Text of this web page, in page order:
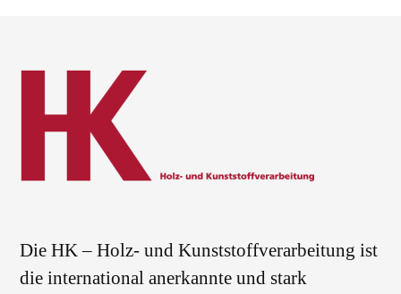
Die HK – Holz- und Kunststoffverarbeitung ist
die international anerkannte und stark